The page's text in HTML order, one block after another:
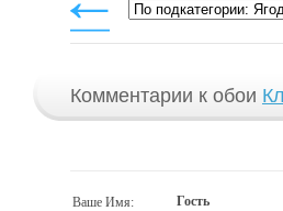
Комментарии к обои
Ваше Имя: Гость